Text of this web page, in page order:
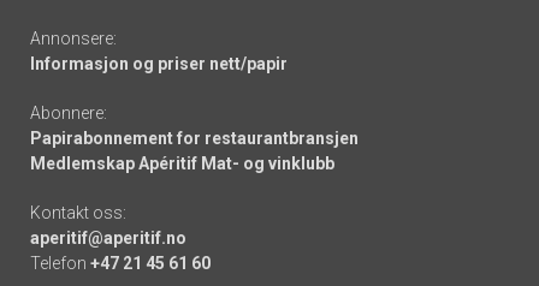
Annonsere:
Informasjon og priser nett/papir
Abonnere:
Papirabonnement for restaurantbransjen
Medlemskap Apéritif Mat- og vinklubb
Kontakt oss:
aperitif@aperitif.no
Telefon +47 21 45 61 60